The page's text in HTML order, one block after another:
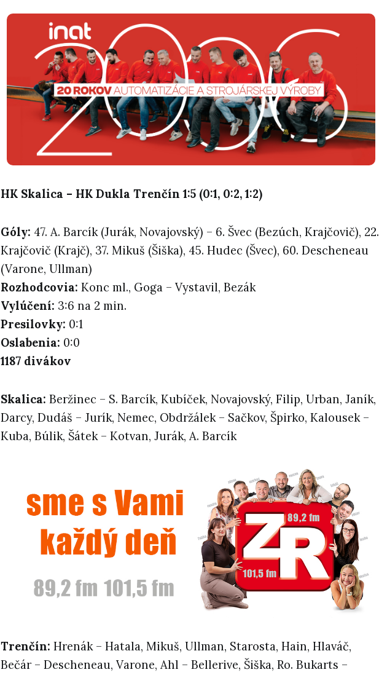
HK Skalica – HK Dukla Trenčín 1:5 (0:1, 0:2, 1:2)
Góly: 47. A. Barcík (Jurák, Novajovský) – 6. Švec (Bezúch, Krajčovič), 22.
Krajčovič (Krajč), 37. Mikuš (Šiška), 45. Hudec (Švec), 60. Descheneau
(Varone, Ullman)
Rozhodcovia: Konc ml., Goga – Vystavil, Bezák
Vylúčení: 3:6 na 2 min.
Presilovky: 0:1
Oslabenia: 0:0
1187 divákov
Skalica: Beržinec – S. Barcík, Kubíček, Novajovský, Filip, Urban, Janík,
Darcy, Dudáš – Jurík, Nemec, Obdržálek – Sačkov, Špirko, Kalousek –
Kuba, Búlik, Šátek – Kotvan, Jurák, A. Barcík
Trenčín: Hrenák – Hatala, Mikuš, Ullman, Starosta, Hain, Hlaváč,
Bečár – Descheneau, Varone, Ahl – Bellerive, Šiška, Ro. Bukarts –